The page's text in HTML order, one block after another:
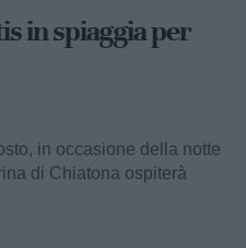
in spiaggia per
in occasione della notte
di Chiatona ospiterà